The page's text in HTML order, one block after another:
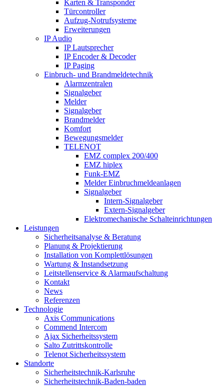
Karten & Transponder
Türcontroller
Aufzug-Notrufsysteme
Erweiterungen
IP Audio
IP Lautsprecher
IP Encoder & Decoder
IP Paging
Einbruch- und Brandmeldetechnik
Alarmzentralen
Signalgeber
Melder
Signalgeber
Brandmelder
Komfort
Bewegungsmelder
TELENOT
EMZ complex 200/400
EMZ hiplex
Funk-EMZ
Melder Einbruchmeldeanlagen
Signalgeber
Intern-Signalgeber
Extern-Signalgeber
Elektromechanische Schalteinrichtungen
Leistungen
Sicherheitsanalyse & Beratung
Planung & Projektierung​
Installation von Komplettlösungen
Wartung & Instandsetzung
Leitstellenservice & Alarmaufschaltung
Kontakt
News
Referenzen
Technologie
Axis Communications
Commend Intercom
Ajax Sicherheitssystem​
Salto Zutrittskontrolle
Telenot Sicherheitssystem
Standorte
Sicherheitstechnik-Karlsruhe
Sicherheitstechnik-Baden-baden